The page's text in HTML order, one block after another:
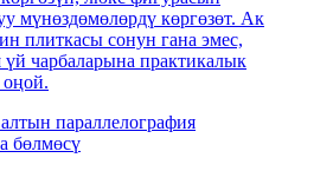
мүнөздөмөлөрдү көргөзөт. Ак
плиткасы сонун гана эмес,
чарбаларына практикалык